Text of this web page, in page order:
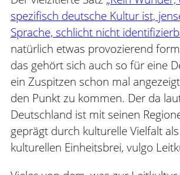
spezifisch deutsche Kultur ist,
Sprache, schlicht nicht
natürlich etwas provozierend
das gehört sich auch so für eine
ein Zuspitzen schon mal
den Punkt zu kommen. Der da
Deutschland ist mit seinen
geprägt durch kulturelle Vielfalt
kulturellen Einheitsbrei, vulgo